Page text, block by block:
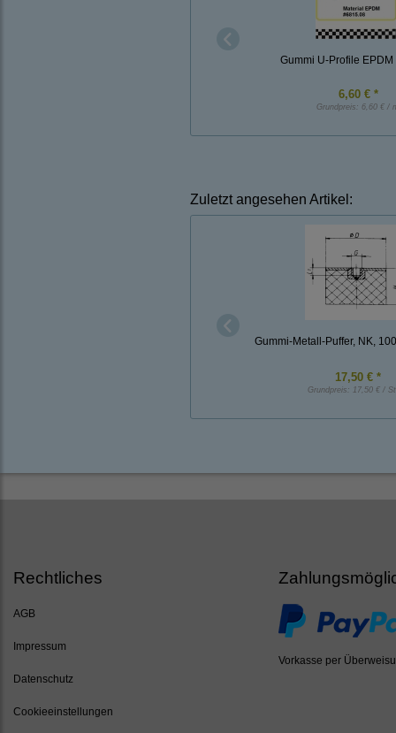
Gummi U-Profile EPDM
6,60 € *
Grundpreis: 6,60 € /
Zuletzt angesehen Artikel:
Gummi-Metall-Puffer, NK,
17,50 € *
Grundpreis: 17,50 € /
Rechtliches
AGB
Impressum
Datenschutz
Cookieeinstellungen
Vorkasse per